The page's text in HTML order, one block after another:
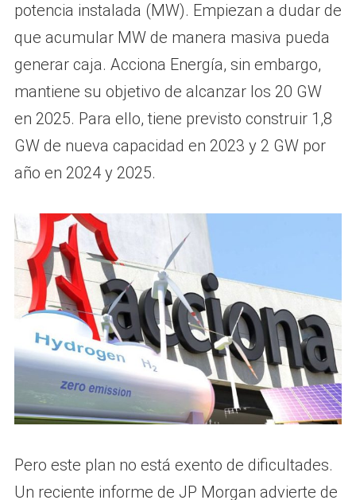
potencia instalada (MW). Empiezan a dudar de
que acumular MW de manera masiva pueda
generar caja. Acciona Energía, sin embargo,
mantiene su objetivo de alcanzar los 20 GW
en 2025. Para ello, tiene previsto construir 1,8
GW de nueva capacidad en 2023 y 2 GW por
año en 2024 y 2025.
Pero este plan no está exento de dificultades.
Un reciente informe de JP Morgan advierte de